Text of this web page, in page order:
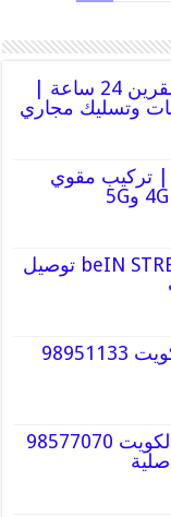
رقم فني صحي سباك القرين 24 ساعة |
تركيب مقوي
جهاز بي ان ستريم beIN STREAM توصيل
مكتب استخراج فيزا الكويت 98951133
شركة سماعات سقف الكويت 98577070